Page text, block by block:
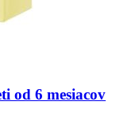
od 6 mesiacov